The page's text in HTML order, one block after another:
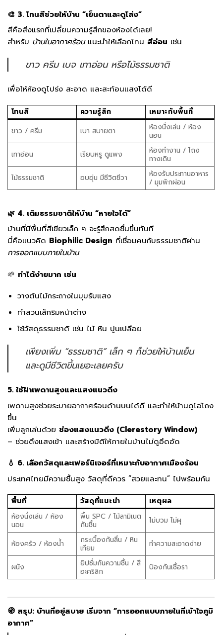
🎨 3. โทนสีช่วยให้บ้าน “เย็นตาและดูโล่ง”
สีคือสิ่งแรกที่เปลี่ยนความรู้สึกของห้องได้เลย!
สำหรับ บ้านในอากาศร้อนแนะนำให้เลือกโทน สีอ่อน เช่น
ขาว ครีม เบจ เทาอ่อน หรือไม้ธรรมชาติ
เพื่อให้ห้องดูโปร่ง สะอาด และสะท้อนแสงได้ดี
โทนสี ความรู้สึก
เหมาะกับพื้นที่
ขาว / ครีม
เบา สบายตา
ห้องนั่งเล่น / ห้อง
นอน
เทาอ่อน
เรียบหรู ดูแพง
ห้องทำงาน / โถง
ทางเดิน
ไม้ธรรมชาติ
อบอุ่น มีชีวิตชีวา
ห้องรับประทานอาหาร
/ มุมพักผ่อน
🌿 4. เติมธรรมชาติให้บ้าน “หายใจได้”
บ้านที่มีพื้นที่สีเขียวเล็ก ๆ จะรู้สึกสดชื่นขึ้นทันที
นี่คือแนวคิด Biophilic Design ที่เชื่อมคนกับธรรมชาติผ่าน
การออกแบบภายในบ้าน
🌱 ทำได้ง่ายมาก เช่น
วางต้นไม้กระถางในมุมรับแสง
ทำสวนเล็กริมหน้าต่าง
ใช้วัสดุธรรมชาติ เช่น ไม้ หิน ปูนเปลือย
เพียงเพิ่ม “ธรรมชาติ” เล็ก ๆ ก็ช่วยให้บ้านเย็น
และดูมีชีวิตขึ้นเยอะเลยครับ
5. ใช้ฝ้าเพดานสูงและแสงแนวดิ่ง
เพดานสูงช่วยระบายอากาศร้อนด้านบนได้ดี และทำให้บ้านดูโอ่โถง
ขึ้น
เพิ่มลูกเล่นด้วย ช่องแสงแนวดิ่ง (Clerestory Window)
– ช่วยดึงแสงเข้า และสร้างมิติให้ภายในบ้านไม่ดูอึดอัด
💧 6. เลือกวัสดุและเฟอร์นิเจอร์ที่เหมาะกับอากาศเมืองร้อน
ประเทศไทยมีความชื้นสูง วัสดุที่ดีควร “สวยและทน” ไปพร้อมกัน
พื้นที่ วัสดุที่แนะนำ
เหตุผล
ห้องนั่งเล่น / ห้อง
นอน
พื้น SPC / ไม้ลามิเนต
กันชื้น
ไม่บวม ไม่ผุ
ห้องครัว / ห้องน้ำ
กระเบื้องกันลื่น / หิน
เทียม
ทำความสะอาดง่าย
ผนัง
ยิปซั่มกันความชื้น / สี
อะคริลิก
ป้องกันเชื้อรา
🧭 สรุป: บ้านที่อยู่สบาย เริ่มจาก “การออกแบบภายในที่เข้าใจภูมิ
อากาศ”